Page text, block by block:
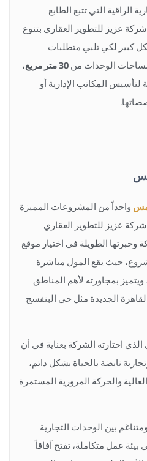
الراقية التي تتبع الطابع
عزيز للتطوير العقاري بتنوع
كبير لكي تلبي متطلبات
الوحدات من30 متر مربع
،
المكاتب الإدارية أو
واحداً من المشروعات المميزة
عزيز للتطوير العقاري
وخبرتها الطويلة في اختيار موقع
حيث يقع المول مباشرة
بمجاورته لأهم المناطق
الجديدة مثل حي البنفسج
اختارته الشركة بعناية في أن
نابضة بالحياة بشكل دائم،
والحركة المرورية المستمرة
بين الوحدات التجارية
بيئة عمل متكاملة، تفتح آفاقاً